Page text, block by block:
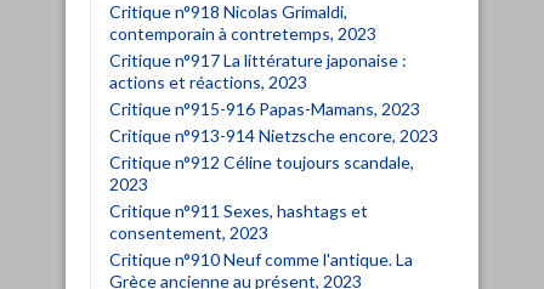
Critique n°918 Nicolas Grimaldi,
contemporain à contretemps, 2023
Critique n°917 La littérature japonaise :
actions et réactions, 2023
Critique n°915-916 Papas-Mamans, 2023
Critique n°913-914 Nietzsche encore, 2023
Critique n°912 Céline toujours scandale,
2023
Critique n°911 Sexes, hashtags et
consentement, 2023
Critique n°910 Neuf comme l'antique. La
Grèce ancienne au présent, 2023